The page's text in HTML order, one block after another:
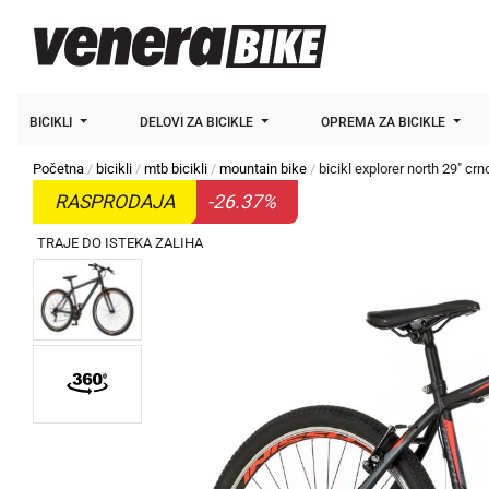
BICIKLI DELOVI ZA BICIKLE OPREMA ZA BICIKLE
Početna bicikli mtb bicikli mountain bike bicikl explorer north 29"
RASPRODAJA -26.37%
TRAJE DO ISTEKA ZALIHA